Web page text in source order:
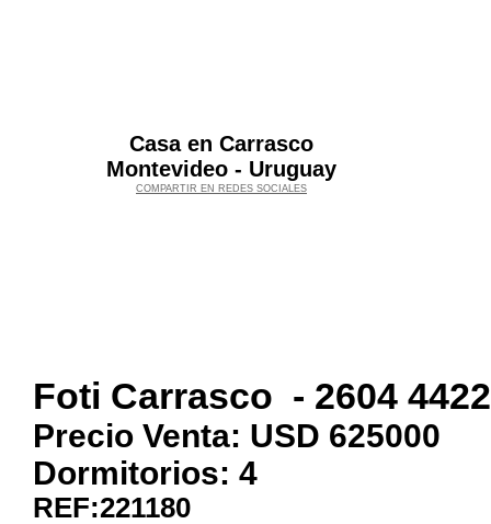
Casa en Carrasco
Montevideo - Uruguay
COMPARTIR EN REDES SOCIALES
Foti Carrasco - 2604 4422
Precio Venta: USD 625000
Dormitorios: 4
REF:221180